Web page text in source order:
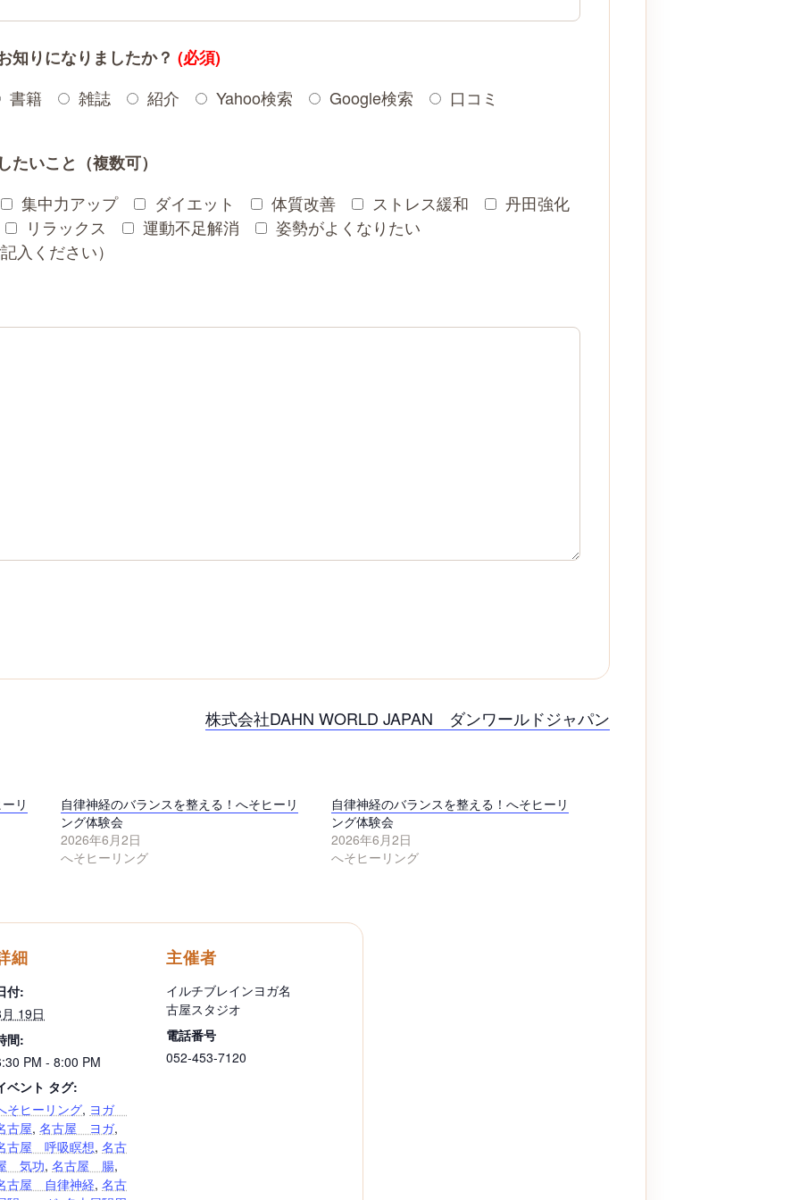
知りになりましたか？ (必須)
書籍
雑誌 紹介 Yahoo検索 Google検索 口コミ
いこと（複数可）
集中力アップ
ダイエット 体質改善 ストレス緩和
丹田強化
リラックス
運動不足解消
姿勢がよくなりたい
入ください）
株式会社DAHN WORLD JAPAN ダンワールドジャパン
リ
自律神経のバランスを整える！へそヒーリ
ング体験会
2026年6月2日
へそヒーリング
自律神経のバランスを整える！へそヒーリ
ング体験会
2026年6月2日
へそヒーリング
細
付:
19日
間:
PM - 8:00 PM
ベント タグ:
そヒーリング, ヨガ
古屋, 名古屋 ヨガ,
古屋 呼吸瞑想, 名古
気功, 名古屋 腸,
古屋 自律神経, 名古
主催者
イルチブレインヨガ名
古屋スタジオ
電話番号
052-453-7120